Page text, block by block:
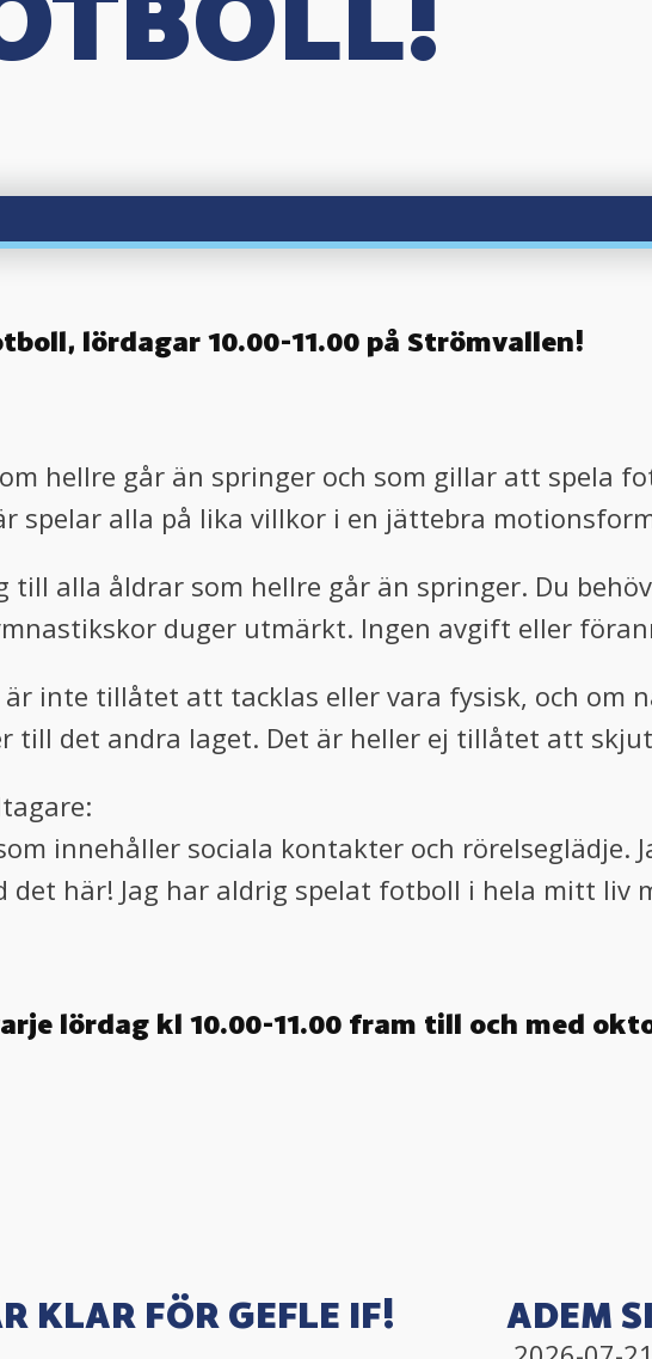
lördagar 10.00-11.00 på Strömvallen!
hellre går än springer och som gillar att spela
spelar alla på lika villkor i en jättebra
till alla åldrar som hellre går än springer. Du
duger utmärkt. Ingen avgift eller
är inte tillåtet att tacklas eller vara fysisk, och om
till det andra laget. Det är heller ej tillåtet att
innehåller sociala kontakter och rörelseglädje.
det här! Jag har aldrig spelat fotboll i hela mitt liv
lördag kl 10.00-11.00 fram till och med
KLAR FÖR GEFLE IF! ADEM